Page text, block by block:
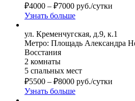
₽4000 – ₽7000 руб./сутки
Узнать больше
ул. Кременчугская, д.9, к.1
Метро: Площадь Александра
Восстания
2 комнаты
5 спальных мест
₽5500 – ₽8000 руб./сутки
Узнать больше